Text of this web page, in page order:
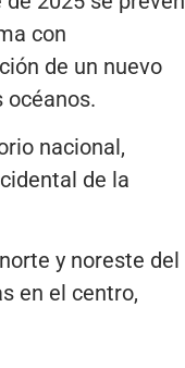
con
de un nuevo
océanos.
nacional,
de la
y noreste del
en el centro,